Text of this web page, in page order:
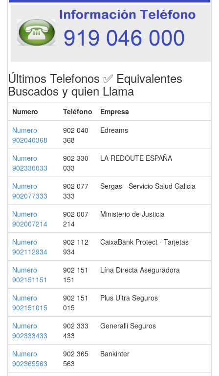
Últimos Telefonos ✅ Equivalentes
Buscados y quien Llama
Numero Teléfono
Empresa
Numero
902040368
902 040
368
Edreams
Numero
902330033
902 330
033
LA REDOUTE ESPAÑA
Numero
902077333
902 077
333
Sergas - Servicio Salud Galicia
Numero
902007214
902 007
214
Ministerio de Justicia
Numero
902112934
902 112
934
CaixaBank Protect - Tarjetas
Numero
902151151
902 151
151
Lína Directa Aseguradora
Numero
902151015
902 151
015
Plus Ultra Seguros
Numero
902333433
902 333
433
Generalli Seguros
Numero
902365563
902 365
563
Bankinter